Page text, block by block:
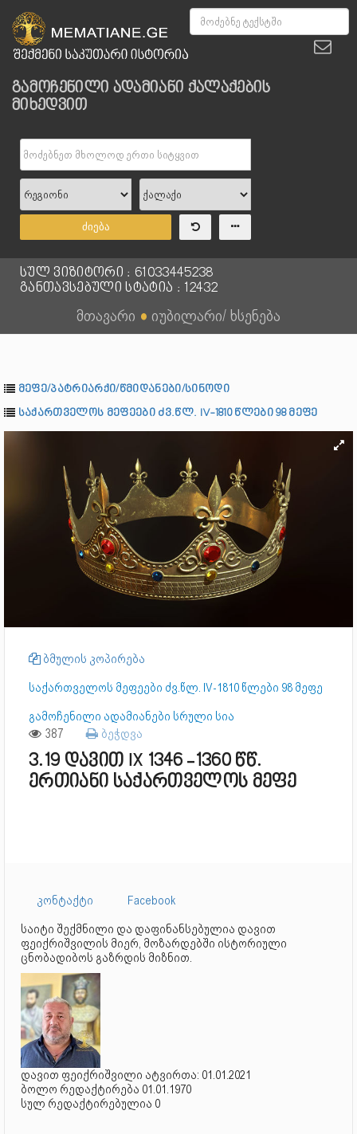
გამოჩენილი ადამიანი ქალაქების
მიხედვით
ძიება
სულ ვიზიტორი : 61033445238
განთავსებული სტატია : 12432
მთავარი ● იუბილარი/ ხსენება
მეფე/პატრიარქი/წმიდანები/სინოდი
საქართველოს მეფეები ძვ.წლ. IV-1810 წლები 98 მეფე
ბმულის კოპირება
საქართველოს მეფეები ძვ.წლ. IV-1810 წლები 98 მეფე
გამოჩენილი ადამიანები სრული სია
387 ბეჭდვა
3.19 დავით IX 1346 -1360 წწ.
ერთიანი საქართველოს მეფე
კონტაქტი
Facebook
საიტი შექმნილი და დაფინანსებულია დავით
ფეიქრიშვილის მიერ, მოზარდებში ისტორიული
ცნობადიბოს გაზრდის მიზნით.
დავით ფეიქრიშვილი ატვირთა: 01.01.2021
ბოლო რედაქტირება 01.01.1970
სულ რედაქტირებულია 0